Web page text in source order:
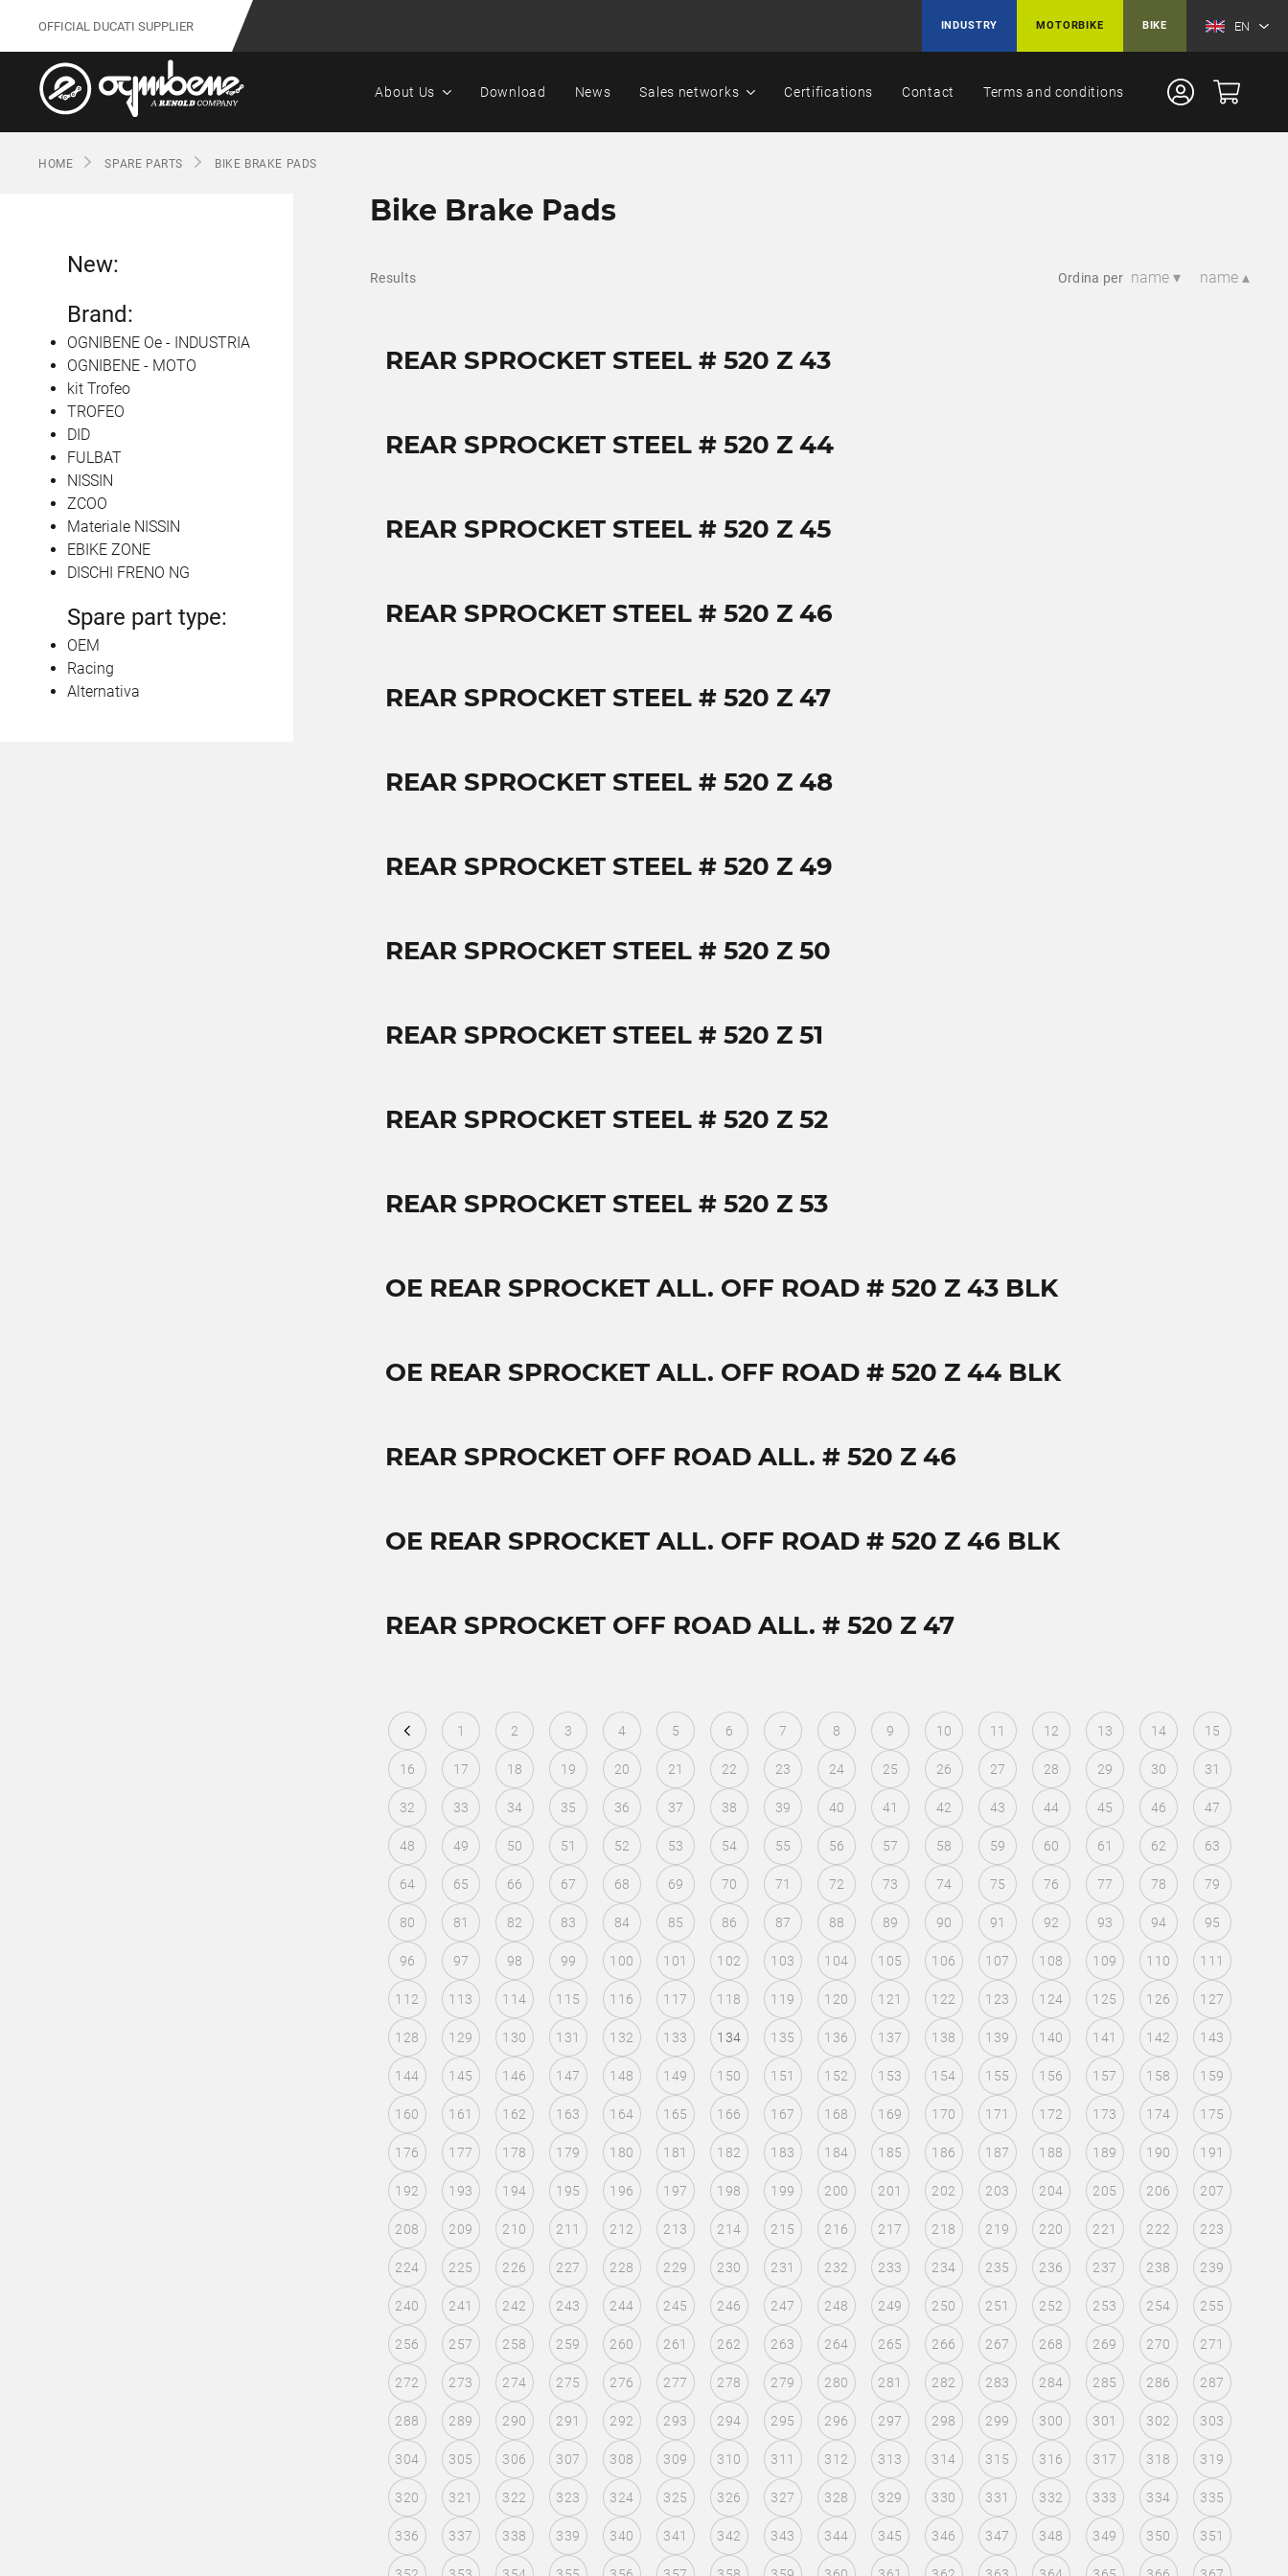
OFFICIAL DUCATI SUPPLIER INDUSTRY MOTORBIKE BIKE EN
About Us Download News Sales networks Certifications Contact Terms and conditions
HOME SPARE PARTS BIKE BRAKE PADS
Bike Brake Pads
Results Ordina per name ▾ name ▴
REAR SPROCKET STEEL # 520 Z 43
REAR SPROCKET STEEL # 520 Z 44
REAR SPROCKET STEEL # 520 Z 45
REAR SPROCKET STEEL # 520 Z 46
REAR SPROCKET STEEL # 520 Z 47
REAR SPROCKET STEEL # 520 Z 48
REAR SPROCKET STEEL # 520 Z 49
REAR SPROCKET STEEL # 520 Z 50
REAR SPROCKET STEEL # 520 Z 51
REAR SPROCKET STEEL # 520 Z 52
REAR SPROCKET STEEL # 520 Z 53
OE REAR SPROCKET ALL. OFF ROAD # 520 Z 43 BLK
OE REAR SPROCKET ALL. OFF ROAD # 520 Z 44 BLK
REAR SPROCKET OFF ROAD ALL. # 520 Z 46
OE REAR SPROCKET ALL. OFF ROAD # 520 Z 46 BLK
REAR SPROCKET OFF ROAD ALL. # 520 Z 47
1 2 3 4 5 6 7 8 9 10 11 12 13 14 15
16 17 18 19 20 21 22 23 24 25 26 27 28 29 30 31
32 33 34 35 36 37 38 39 40 41 42 43 44 45 46 47
48 49 50 51 52 53 54 55 56 57 58 59 60 61 62 63
64 65 66 67 68 69 70 71 72 73 74 75 76 77 78 79
80 81 82 83 84 85 86 87 88 89 90 91 92 93 94 95
96 97 98 99 100 101 102 103 104 105 106 107 108 109 110 111
112 113 114 115 116 117 118 119 120 121 122 123 124 125 126 127
128 129 130 131 132 133 134 135 136 137 138 139 140 141 142 143
144 145 146 147 148 149 150 151 152 153 154 155 156 157 158 159
160 161 162 163 164 165 166 167 168 169 170 171 172 173 174 175
176 177 178 179 180 181 182 183 184 185 186 187 188 189 190 191
192 193 194 195 196 197 198 199 200 201 202 203 204 205 206 207
208 209 210 211 212 213 214 215 216 217 218 219 220 221 222 223
224 225 226 227 228 229 230 231 232 233 234 235 236 237 238 239
240 241 242 243 244 245 246 247 248 249 250 251 252 253 254 255
256 257 258 259 260 261 262 263 264 265 266 267 268 269 270 271
272 273 274 275 276 277 278 279 280 281 282 283 284 285 286 287
288 289 290 291 292 293 294 295 296 297 298 299 300 301 302 303
304 305 306 307 308 309 310 311 312 313 314 315 316 317 318 319
320 321 322 323 324 325 326 327 328 329 330 331 332 333 334 335
336 337 338 339 340 341 342 343 344 345 346 347 348 349 350 351
New:
Brand:
OGNIBENE Oe - INDUSTRIA
OGNIBENE - MOTO
kit Trofeo
TROFEO
DID
FULBAT
NISSIN
ZCOO
Materiale NISSIN
EBIKE ZONE
DISCHI FRENO NG
Spare part type:
OEM
Racing
Alternativa